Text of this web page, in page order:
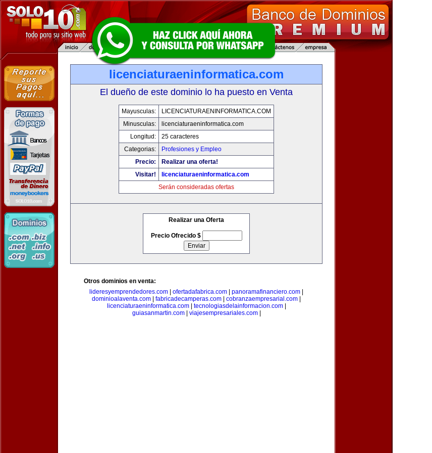
licenciaturaeninformatica.com
El dueño de este dominio lo ha puesto en Venta
Mayusculas:
LICENCIATURAENINFORMATICA.COM
Minusculas:
licenciaturaeninformatica.com
Longitud:
25 caracteres
Categorias:
Profesiones y Empleo
Precio:
Realizar una oferta!
Visitar!
licenciaturaeninformatica.com
Serán consideradas ofertas
Realizar una Oferta
Precio Ofrecido $
Otros dominios en venta:
lideresyemprendedores.com
ofertadafabrica.com panoramafinanciero.com
dominioalaventa.com
fabricadecamperas.com cobranzaempresarial.com
licenciaturaeninformatica.com| tecnologiasdelainformacion.com|
guiasanmartin.com| viajesempresariales.com|